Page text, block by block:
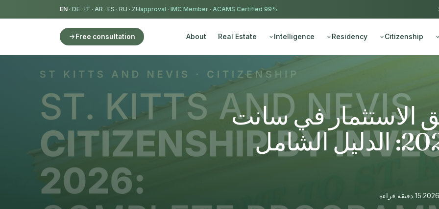
99% approval ·
IMC Member · ACAMS Certified
EN · DE · IT · AR · ES · RU · ZH
Citizenship
Residency
Intelligence
Real Estate
About
Free consultation
الاستثمار في سانت
كيتس ونيفيس 2026: الدليل الشامل
·15 دقيقة قراءة